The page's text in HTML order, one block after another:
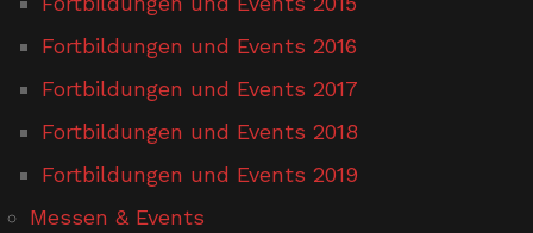
Fortbildungen und Events 2016
Fortbildungen und Events 2017
Fortbildungen und Events 2018
Fortbildungen und Events 2019
Messen & Events